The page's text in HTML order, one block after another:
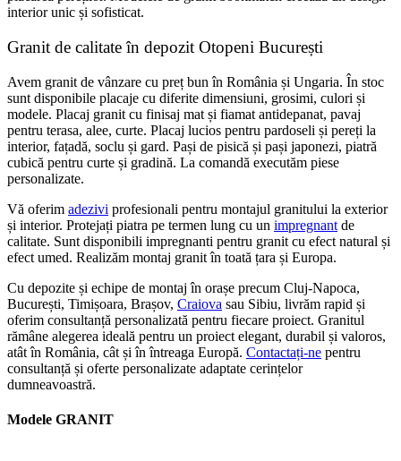
interior unic și sofisticat.
Granit de calitate în depozit Otopeni București
Avem granit de vânzare cu preț bun în România și Ungaria. În stoc
sunt disponibile placaje cu diferite dimensiuni, grosimi, culori și
modele. Placaj granit cu finisaj mat și fiamat antidepanat, pavaj
pentru terasa, alee, curte. Placaj lucios pentru pardoseli și pereți la
interior, fațadă, soclu și gard. Pași de pisică și pași japonezi, piatră
cubică pentru curte și gradină. La comandă executăm piese
personalizate.
Vă oferim adezivi profesionali pentru montajul granitului la exterior
și interior. Protejați piatra pe termen lung cu un impregnant de
calitate. Sunt disponibili impregnanti pentru granit cu efect natural și
efect umed. Realizăm montaj granit în toată țara și Europa.
Cu depozite și echipe de montaj în orașe precum Cluj-Napoca,
București, Timișoara, Brașov, Craiova sau Sibiu, livrăm rapid și
oferim consultanță personalizată pentru fiecare proiect. Granitul
rămâne alegerea ideală pentru un proiect elegant, durabil și valoros,
atât în România, cât și în întreaga Europă. Contactați-ne pentru
consultanță și oferte personalizate adaptate cerințelor
dumneavoastră.
Modele GRANIT